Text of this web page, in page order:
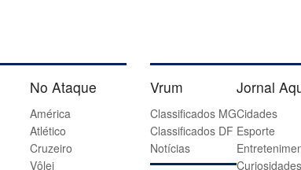
No Ataque
América
Atlético
Cruzeiro
Vôlei
Vrum
Classificados MG
Classificados DF
Notícias
Jornal
Cidades
Esporte
Curiosidades